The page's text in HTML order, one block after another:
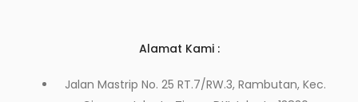
Alamat Kami :
Jalan Mastrip No. 25 RT.7/RW.3, Rambutan, Kec.